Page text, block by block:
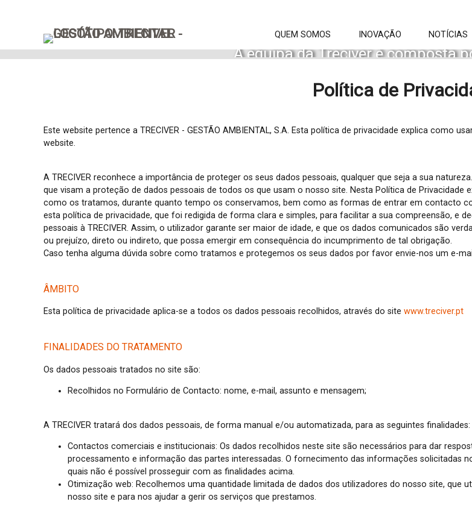
QUEM SOMOS INOVAÇÃO NOTÍCIAS
A equipa da Treciver é composta
especializados na recolha,
Política de
Este website pertence a TRECIVER - GESTÃO AMBIENTAL, S.A. Esta política de privacidade explica como
website.
A TRECIVER reconhece a importância de proteger os seus dados pessoais, qualquer que seja a sua
que visam a proteção de dados pessoais de todos os que usam o nosso site. Nesta Política de Privacidade
como os tratamos, durante quanto tempo os conservamos, bem como as formas de entrar em contacto
esta política de privacidade, que foi redigida de forma clara e simples, para facilitar a sua compreensão, e
pessoais à TRECIVER. Assim, o utilizador garante ser maior de idade, e que os dados comunicados são
ou prejuízo, direto ou indireto, que possa emergir em consequência do incumprimento de tal obrigação.
Caso tenha alguma dúvida sobre como tratamos e protegemos os seus dados por favor envie-nos um e-
ÂMBITO
Esta política de privacidade aplica-se a todos os dados pessoais recolhidos, através do site www.treciver.pt
FINALIDADES DO TRATAMENTO
Os dados pessoais tratados no site são:
Recolhidos no Formulário de Contacto: nome, e-mail, assunto e mensagem;
A TRECIVER tratará dos dados pessoais, de forma manual e/ou automatizada, para as seguintes finalidades:
Contactos comerciais e institucionais: Os dados recolhidos neste site são necessários para dar
processamento e informação das partes interessadas. O fornecimento das informações solicitadas
quais não é possível prosseguir com as finalidades acima.
Otimização web: Recolhemos uma quantidade limitada de dados dos utilizadores do nosso site, que
nosso site e para nos ajudar a gerir os serviços que prestamos.